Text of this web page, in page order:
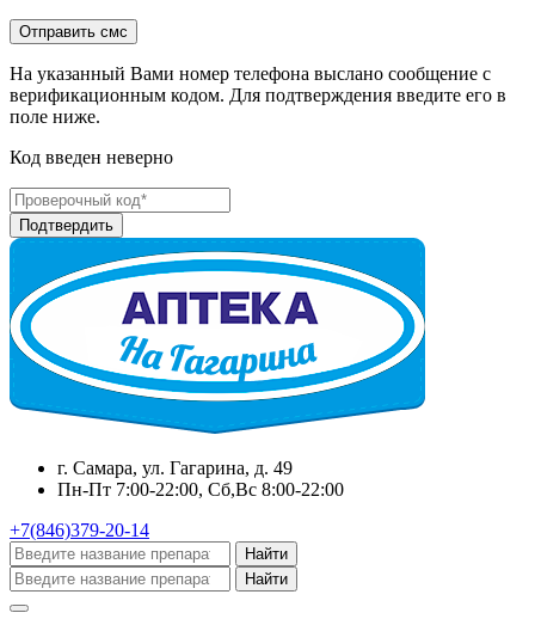
На указанный Вами номер телефона выслано сообщение с
верификационным кодом. Для подтверждения введите его в
поле ниже.
Код введен неверно
г. Самара, ул. Гагарина, д. 49
Пн-Пт 7:00-22:00, Сб,Вс 8:00-22:00
+7(846)379-20-14
Найти
Найти